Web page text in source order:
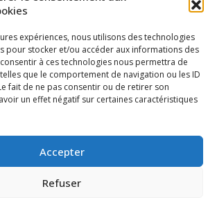
expériences, nous utilisons des technologies
pour stocker et/ou accéder aux informations des
à ces technologies nous permettra de
que le comportement de navigation ou les ID
fait de ne pas consentir ou de retirer son
un effet négatif sur certaines caractéristiques
Accepter
Refuser